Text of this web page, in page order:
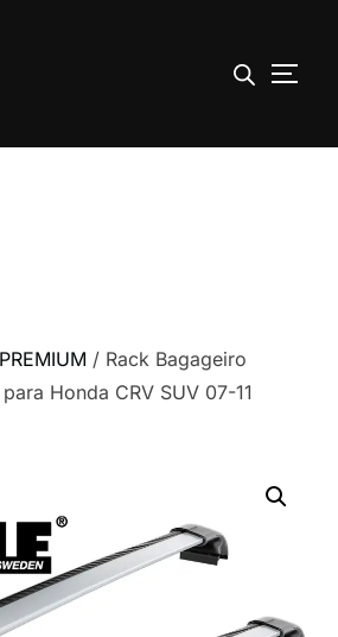
PREMIUM / Rack Bagageiro
Honda CRV SUV 07-11